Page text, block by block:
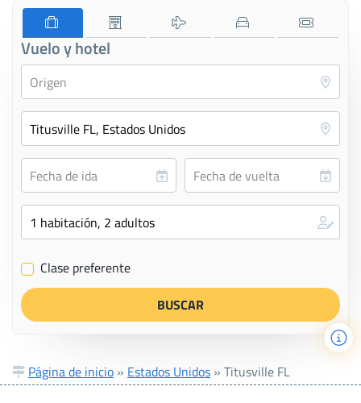
Vuelo y hotel
✔ Clase preferente
Página de inicio » Estados Unidos » Titusville FL